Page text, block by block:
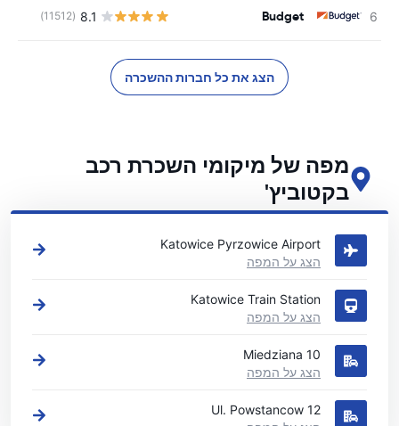
Budget
8.1
(11512)
הצג את כל חברות ההשכרה
מפה של מיקומי השכרת רכב
בקטוביץ'
ראה את מיקומי השכרת הרכב העיקריים שלנו בקטוביץ'
Katowice Pyrzowice Airport
הצג על המפה
Katowice Train Station
הצג על המפה
Miedziana 10
הצג על המפה
Ul. Powstancow 12